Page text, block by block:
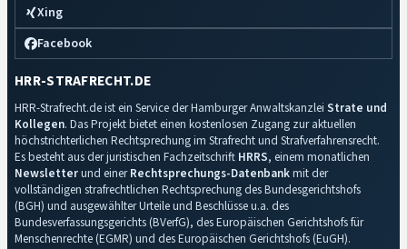
Xing
Facebook
HRR-STRAFRECHT.DE
HRR-Strafrecht.de ist ein Service der Hamburger Anwaltskanzlei Strate und
Kollegen. Das Projekt bietet einen kostenlosen Zugang zur aktuellen
höchstrichterlichen Rechtsprechung im Strafrecht und Strafverfahrensrecht.
Es besteht aus der juristischen Fachzeitschrift HRRS, einem monatlichen
Newsletterund einerRechtsprechungs-Datenbankmit der
vollständigen strafrechtlichen Rechtsprechung des Bundesgerichtshofs
(BGH) und ausgewählter Urteile und Beschlüsse u.a. des
Bundesverfassungsgerichts (BVerfG), des Europäischen Gerichtshofs für
Menschenrechte (EGMR) und des Europäischen Gerichtshofs (EuGH).